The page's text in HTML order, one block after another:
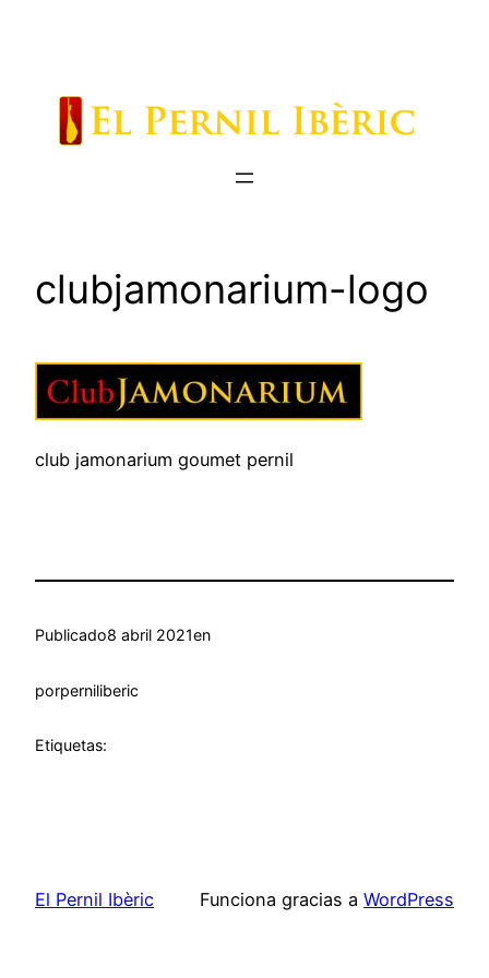
clubjamonarium-logo
club jamonarium goumet pernil
Publicado8 abril 2021en
porperniliberic
Etiquetas:
El Pernil Ibèric Funciona gracias a WordPress